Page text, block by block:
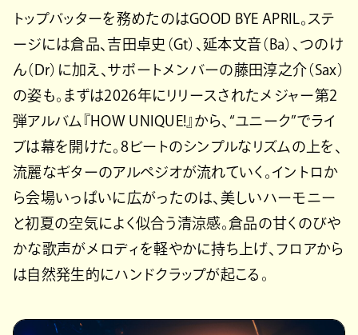
トップバッターを務めたのはGOOD BYE APRIL。ステ
ージには倉品、吉田卓史（Gt）、延本文音（Ba）、つのけ
ん（Dr）に加え、サポートメンバーの藤田淳之介（Sax）
の姿も。まずは2026年にリリースされたメジャー第2
弾アルバム『HOW UNIQUE!』から、“ユニーク”でライ
ブは幕を開けた。8ビートのシンプルなリズムの上を、
流麗なギターのアルペジオが流れていく。イントロか
ら会場いっぱいに広がったのは、美しいハーモニー
と初夏の空気によく似合う清涼感。倉品の甘くのびや
かな歌声がメロディを軽やかに持ち上げ、フロアから
は自然発生的にハンドクラップが起こる。